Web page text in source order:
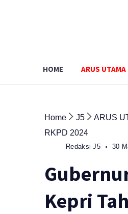
HOME ARUS UTAMA
Home J5 ARUS
RKPD 2024
Redaksi J5 30
Kepri